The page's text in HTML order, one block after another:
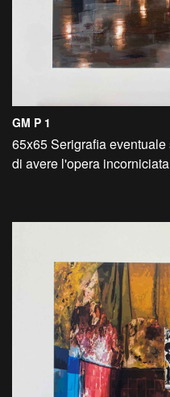
GM P 1
65x65 Serigrafia
di avere l'opera incorniciata